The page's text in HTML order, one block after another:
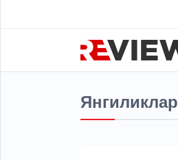
Янгиликлар